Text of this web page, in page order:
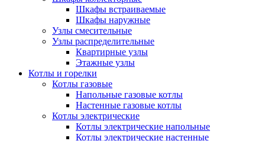
Шкафы встраиваемые
Шкафы наружные
Узлы смесительные
Узлы распределительные
Квартирные узлы
Этажные узлы
Котлы и горелки
Котлы газовые
Напольные газовые котлы
Настенные газовые котлы
Котлы электрические
Котлы электрические напольные
Котлы электрические настенные